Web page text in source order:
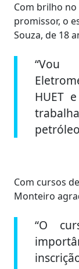
Com brilho
promissor, o
Souza, de 18
“Vou
HUET
Com cursos
Monteiro
“O